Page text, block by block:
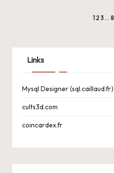
publications
1 2 3 … 8
Links
Mysql Designer (sql.caillaud.fr)
cults3d.com
coincardex.fr